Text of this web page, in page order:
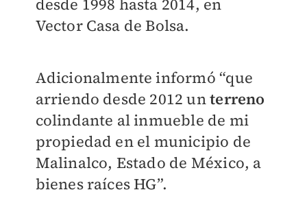
desde 1998 hasta 2014, en
Vector Casa de Bolsa.
Adicionalmente informó “que
arriendo desde 2012 unterreno
colindante al inmueble de mi
propiedad en el municipio de
Malinalco, Estado de México, a
bienes raíces HG”.